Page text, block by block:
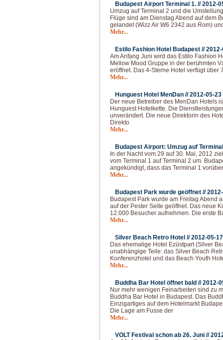
Budapest Airport Terminal 1. //2012-
Umzug auf Terminal 2 und die
Flüge sind am Dienstag Abend auf dem
gelandet (Wizz Air W6 2342 aus Rom)
Mehr...
Estilo Fashion Hotel Budapest //
Am Anfang Juni wird das Estilo Fashion
Mellow Mood Gruppe in der berühmten
eröffnet. Das 4-Sterne Hotel verfügt über
Mehr...
Hunguest Hotel MenDan //2012-05-23
Der neue Betreiber des MenDan Hotels
Hunguest Hotelkette. Die
unverändert. Die neue Direktorin des
Direkto
Mehr...
Budapest Airport: Umzug auf
In der Nacht vom 29 auf 30. Mai, 2012
vom Terminal 1 auf Terminal 2 um.
angekündigt, dass das Terminal 1
Mehr...
Budapest Park wurde geöffnet //
Budapest Park wurde am Freitag Abend
auf der Pester Seite geöffnet. Das neue
12.000 Besucher aufnehmen. Die erste
Mehr...
Silver Beach Retro Hotel //2012-05-17
Das ehemalige Hotel Ezüstpart (Silver
unabhängige Teile: das Silver Beach
Konferenzhotel und das Beach Youth
Mehr...
Buddha Bar Hotel öffnet bald //2012-
Nur mehr wenigen Feinarbeiten sind zu
Buddha Bar Hotel in Budapest. Das
Einzigartiges auf dem Hotelmarkt
Die Lage am Fusse der
Mehr...
VOLT Festival schon ab 26. Juni //